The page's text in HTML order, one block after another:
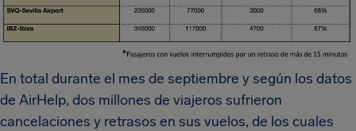
En total durante el mes de septiembre y según los datos
de AirHelp, dos millones de viajeros sufrieron
cancelaciones y retrasos en sus vuelos, de los cuales